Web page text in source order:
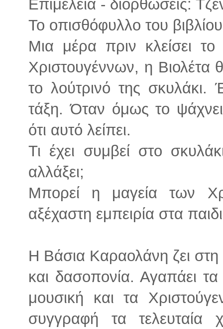
Επιμέλεια - διορθώσεις:
Το οπισθόφυλλο του
Μια μέρα πριν κλείσει το
Χριστουγέννων, η Βιολέτα
το λούτρινό της σκυλάκι.
τάξη. Όταν όμως το
ότι αυτό λείπει.
Τι έχει συμβεί στο
αλλάξει;
Μπορεί η μαγεία των
αξέχαστη εμπειρία στα
Η Βάσια Καραολάνη ζει
και δασοπονία. Αγαπάει
μουσική και τα
συγγραφή τα τελευταία